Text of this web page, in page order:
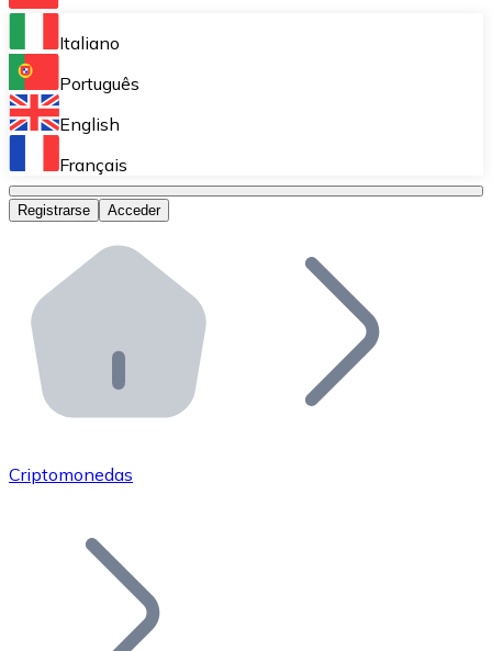
Bitnovo Ramp
Integra nuestra solución en tu plataforma.
Bitnovo Giftcards
Bitnovo OTC
Bitnovo ATM
Integra un ATM Bitnovo en tu negocio y permite que
Bitnovo API
Integra nuestra API en tu ecosistema.
Únete a nuestra red de distribuidores.
Añade tu proyecto a nuestro ecosistema.
Italiano
Português
English
Français
Registrarse Acceder
Criptomonedas